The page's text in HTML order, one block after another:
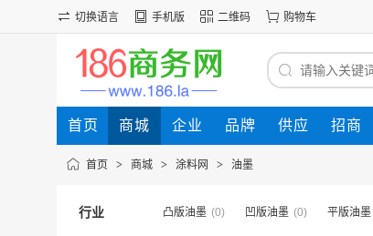
切换语言 手机版 二维码 购物车
首页 商城 企业 品牌 供应 招商
首页 > 商城 > 涂料网 > 油墨
行业 凸版油墨 (0) 凹版油墨 (0) 平版油墨